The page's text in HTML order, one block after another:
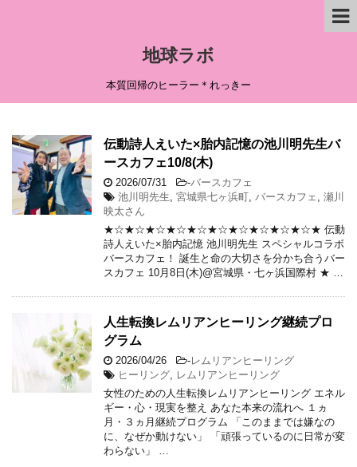
地球ラボ
本質回帰のヒーラー＊れっきー
伝動詩人えいた×胎内記憶の池川明先生バ
ースカフェ10/8(木)
2026/07/31 -バースカフェ
池川明先生, 宮城県七ヶ浜町, バースカフェ , 瀬川
映太さん
★☆★☆★☆★☆★☆★☆★☆★☆★☆★☆★ 伝動
詩人えいた×胎内記憶 池川明先生 スペシャルコラボ
バースカフェ！ 誕生と命の大切さを分かち合うバー
スカフェ 10月8日(木)@宮城県・七ヶ浜国際村 ★ …
人生転換レムリアンヒーリング継続プロ
グラム
2026/04/26 -レムリアンヒーリング
ヒーリング, レムリアンヒーリング
女性のための人生転換レムリアンヒーリング エネル
ギー・心・現実を整え あなた本来の流れへ １ヵ
月・３ヵ月継続プログラム 「このままでは嫌なの
に、なぜか動けない」 「頑張っているのに日常が変
わらない」 …